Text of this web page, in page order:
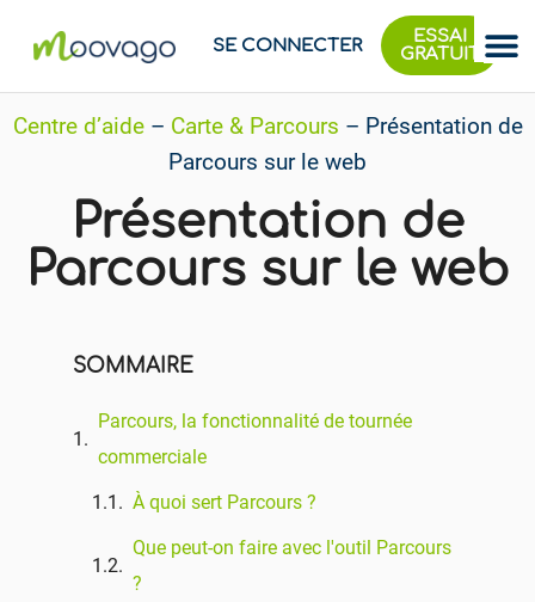
SE CONNECTER
ESSAI
GRATUIT
Centre d’aide– Carte & Parcours – Présentation de
Parcours sur le web
Présentation de
Parcours sur le web
SOMMAIRE
Parcours, la fonctionnalité de tournée
commerciale
À quoi sert Parcours ?
Que peut-on faire avec l'outil Parcours
?